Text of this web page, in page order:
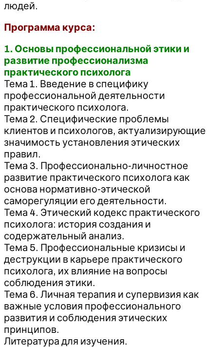
людей.
Программа курса:
1. Основы профессиональной этики и
развитие профессионализма
практического психолога
Тема 1. Введение в специфику
профессиональной деятельности
практического психолога.
Тема 2. Специфические проблемы
клиентов и психологов, актуализирующие
значимость установления этических
правил.
Тема 3. Профессионально-личностное
развитие практического психолога как
основа нормативно-этической
саморегуляции его деятельности.
Тема 4. Этический кодекс практического
психолога: история создания и
содержательный анализ.
Тема 5. Профессиональные кризисы и
деструкции в карьере практического
психолога, их влияние на вопросы
соблюдения этики.
Тема 6. Личная терапия и супервизия как
важные условия профессионального
развития и соблюдения этических
принципов.
Литература для изучения.